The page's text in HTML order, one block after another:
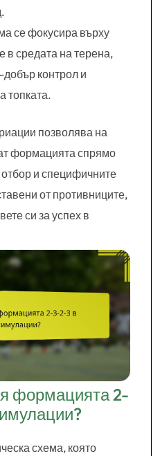
се фокусира върху
в средата на терена,
контрол и
топката.
позволява на
формацията спрямо
и специфичните
от противниците,
си за успех в
формацията 2-
схема, която